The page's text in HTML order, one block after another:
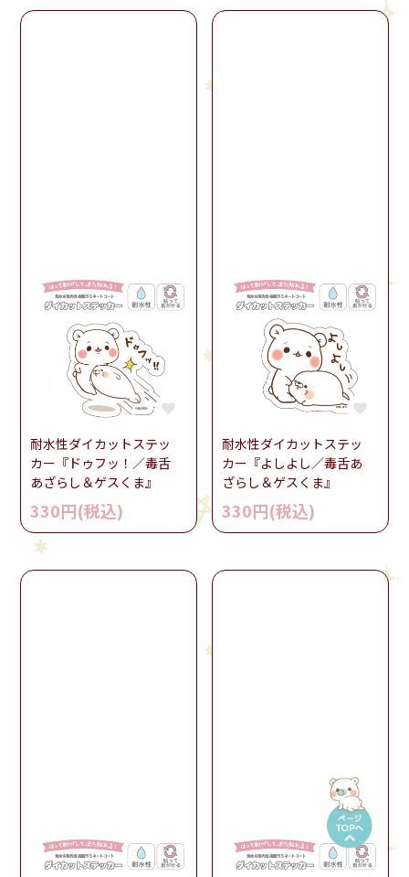
耐水性ダイカットステッ
カー『ドゥフッ！／毒舌
あざらし＆ゲスくま』
330円(税込)
耐水性ダイカットステッ
カー『よしよし／毒舌あ
ざらし＆ゲスくま』
330円(税込)